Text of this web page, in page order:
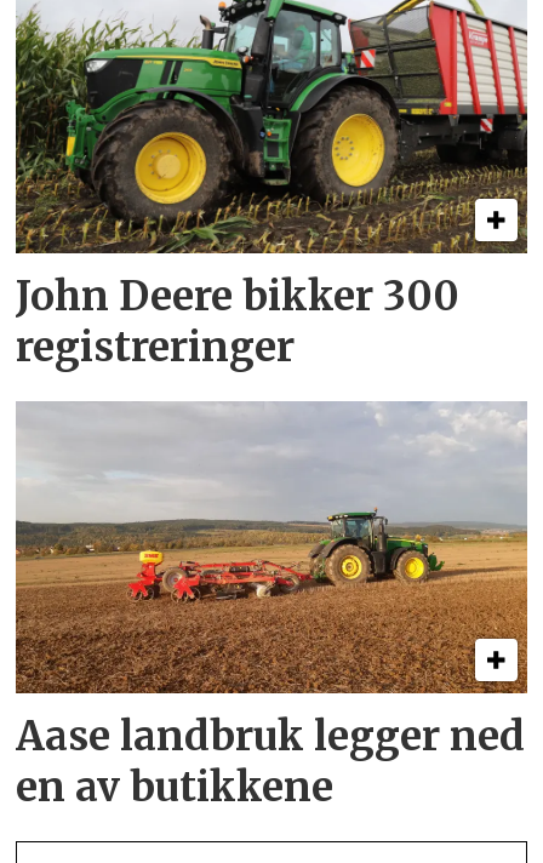
John Deere bikker 300
registreringer
Aase landbruk legger ned
en av butikkene